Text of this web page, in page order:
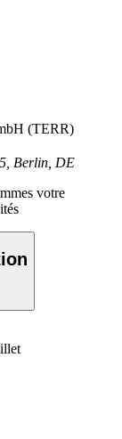
(TERR)
Berlin, DE
votre